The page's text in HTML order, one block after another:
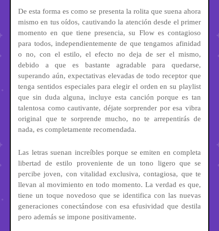
De esta forma es como se presenta la rolita que suena ahora
mismo en tus oídos, cautivando la atención desde el primer
momento en que tiene presencia, su Flow es contagioso
para todos, independientemente de que tengamos afinidad
o no, con el estilo, el efecto no deja de ser el mismo,
debido a que es bastante agradable para quedarse,
superando aún, expectativas elevadas de todo receptor que
tenga sentidos especiales para elegir el orden en su playlist
que sin duda alguna, incluye esta canción porque es tan
talentosa como cautivante, déjate sorprender por esa vibra
original que te sorprende mucho, no te arrepentirás de
nada, es completamente recomendada.
Las letras suenan increíbles porque se emiten en completa
libertad de estilo proveniente de un tono ligero que se
percibe joven, con vitalidad exclusiva, contagiosa, que te
llevan al movimiento en todo momento. La verdad es que,
tiene un toque novedoso que se identifica con las nuevas
generaciones conectándose con esa efusividad que destila
pero además se impone positivamente.